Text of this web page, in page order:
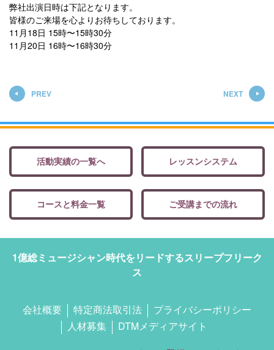
弊社出演日時は下記となります。
皆様のご来場を心よりお待ちしております。
11月18日 15時〜15時30分
11月20日 16時〜16時30分
PREV NEXT
活動実績の一覧へ レッスンシステム
コースと料金一覧 ご受講までの流れ
1億総ミュージシャン時代をリードするスリープフリーク
ス
会社概要 特定商法取引法
プライバシーポリシー
人材募集
DTMメディアサイト